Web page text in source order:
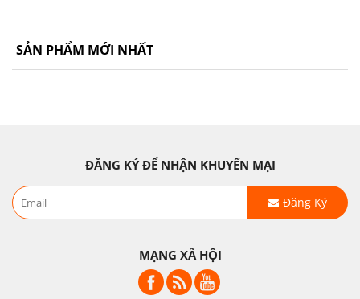
SẢN PHẨM MỚI NHẤT
ĐĂNG KÝ ĐỂ NHẬN KHUYẾN MẠI
Đăng Ký
MẠNG XÃ HỘI